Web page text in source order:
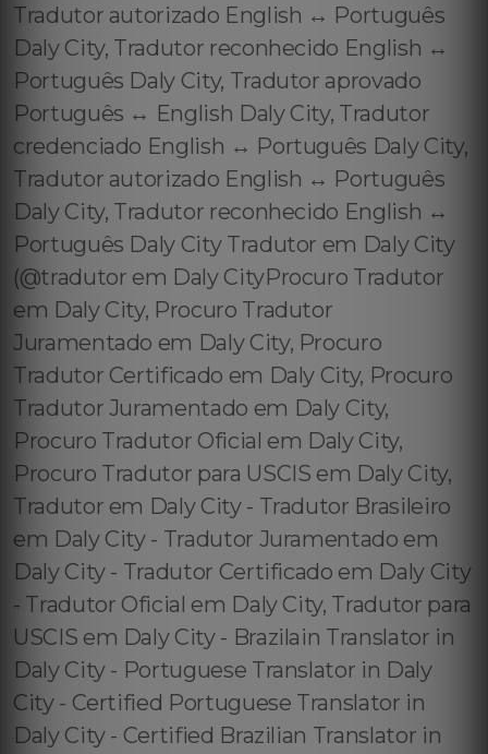
Tradutor autorizado English ↔️ Português
Daly City, Tradutor reconhecido English ↔️
Português Daly City, Tradutor aprovado
Português ↔️ English Daly City, Tradutor
credenciado English ↔️ Português Daly City,
Tradutor autorizado English ↔️ Português
Daly City, Tradutor reconhecido English ↔️
Português Daly City Tradutor em Daly City
(@tradutor em Daly CityProcuro Tradutor
em Daly City, Procuro Tradutor
Juramentado em Daly City, Procuro
Tradutor Certificado em Daly City, Procuro
Tradutor Juramentado em Daly City,
Procuro Tradutor Oficial em Daly City,
Procuro Tradutor para USCIS em Daly City,
Tradutor em Daly City - Tradutor Brasileiro
em Daly City - Tradutor Juramentado em
Daly City - Tradutor Certificado em Daly City
- Tradutor Oficial em Daly City, Tradutor para
USCIS em Daly City - Brazilain Translator in
Daly City - Portuguese Translator in Daly
City - Certified Portuguese Translator in
Daly City - Certified Brazilian Translator in